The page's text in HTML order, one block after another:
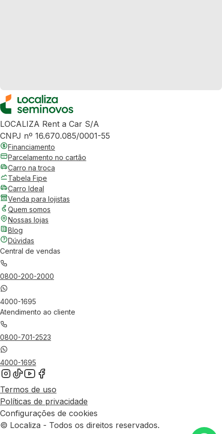
LOCALIZA Rent a Car S/A
CNPJ nº 16.670.085/0001-55
Financiamento
Parcelamento no cartão
Carro na troca
Tabela Fipe
Carro Ideal
Venda para lojistas
Quem somos
Nossas lojas
Blog
Dúvidas
Central de vendas
0800-200-2000
4000-1695
Atendimento ao cliente
0800-701-2523
4000-1695
Termos de uso
Políticas de privacidade
Configurações de cookies
© Localiza - Todos os direitos reservados.